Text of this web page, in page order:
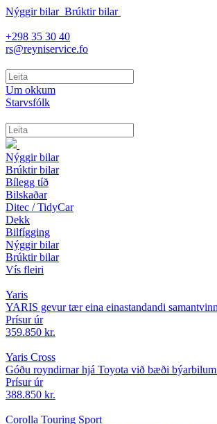
Nýggir bilar Brúktir bilar
+298 35 30 40
rs@reyniservice.fo
Um okkum
Starvsfólk
Nýggir bilar
Brúktir bilar
Bílegg tíð
Bilskaðar
Ditec / TidyCar
Dekk
Bilfígging
Nýggir bilar
Brúktir bilar
Vís fleiri
Yaris
YARIS gevur tær eina einastandandi
Prísur úr
359.850 kr.
Yaris Cross
Góðu royndirnar hjá Toyota við bæði
Prísur úr
388.850 kr.
Corolla Touring Sport